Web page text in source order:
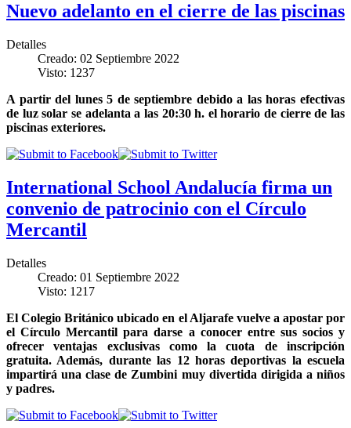
Nuevo adelanto en el cierre de las piscinas
Detalles
Creado: 02 Septiembre 2022
Visto: 1237
A partir del lunes 5 de septiembre debido a las horas efectivas
de luz solar se adelanta a las 20:30 h. el horario de cierre de las
piscinas exteriores.
International School Andalucía firma un
convenio de patrocinio con el Círculo
Mercantil
Detalles
Creado: 01 Septiembre 2022
Visto: 1217
El Colegio Británico ubicado en el Aljarafe vuelve a apostar por
el Círculo Mercantil para darse a conocer entre sus socios y
ofrecer ventajas exclusivas como la cuota de inscripción
gratuita. Además, durante las 12 horas deportivas la escuela
impartirá una clase de Zumbini muy divertida dirigida a niños
y padres.